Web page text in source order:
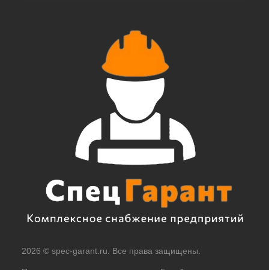
2026 © spec-garant.ru. Все права защищены.